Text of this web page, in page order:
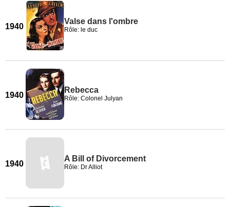
1940
Valse dans l'ombre
Rôle: le duc
1940
Rebecca
Rôle: Colonel Julyan
1940
A Bill of Divorcement
Rôle: Dr Alliot